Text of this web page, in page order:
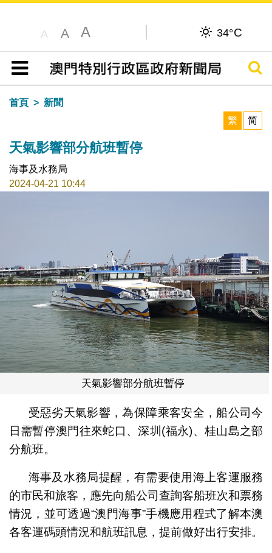
A A A 34°C
目錄
搜尋
首頁
新聞
繁
简
天氣影響部分航班暫停
海事及水務局
2024-04-21 10:44
天氣影響部分航班暫停
受惡劣天氣影響，為保障乘客安全，船公司今
日需暫停澳門往來蛇口、深圳(福永)、桂山島之部
分航班。
海事及水務局提醒，有需要使用海上客運服務
的市民和旅客，應先向船公司查詢客船班次和票務
情況，並可透過“澳門海事”手機應用程式了解本澳
各客運碼頭情況和航班訊息，提前做好出行安排。